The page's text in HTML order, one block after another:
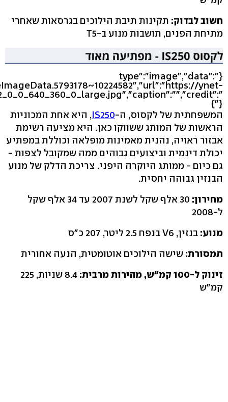
חשוב לבדוק: תקינות תיבת הילוכים בגרסאות שאחרי
מתיחת הפנים, תושבות מנוע ב-T5
{"type":"image","data":
ynet-
"}}
המשפחתית של לקסוס, ה-IS250, היא אחת המכוניות
הראשות של המותג ששווקו כאן. היא מציעה רשימת
אבזור ראויה, נהנית מאמינות מופלאה וכוללת במפתיע
יכולת דינמית וביצועים גבוהים ממה שמקובל לצפות -
גם כיום - ממותג היוקרה היפני. צריכת הדלק של מנוע
הבנזין גבוהה יחסית.
מחירון:
30 אלף שקל לשנת 2007 עד 34 אלף שקל
ל-2008
מנוע: בנזין, V6 בנפח 2.5 ליטר, 207 כ"ס
תמסורת: שישה הילוכים אוטומטית, הנעה אחורית
זינוק ל-100 קמ"ש, מהירות מרבית:
8.4 שניות, 225
קמ"ש